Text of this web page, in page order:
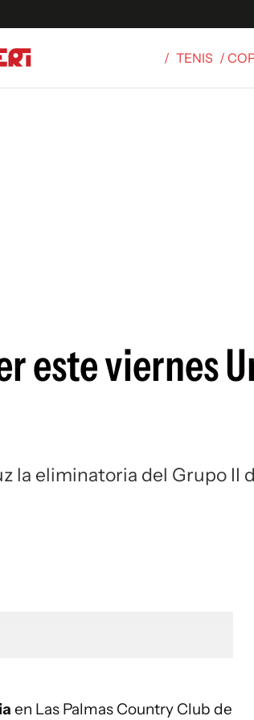
/ TENIS /
este viernes
la eliminatoria del Grupo II
en Las Palmas Country Club de